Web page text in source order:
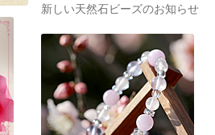
新しい天然石ビーズのお知らせ